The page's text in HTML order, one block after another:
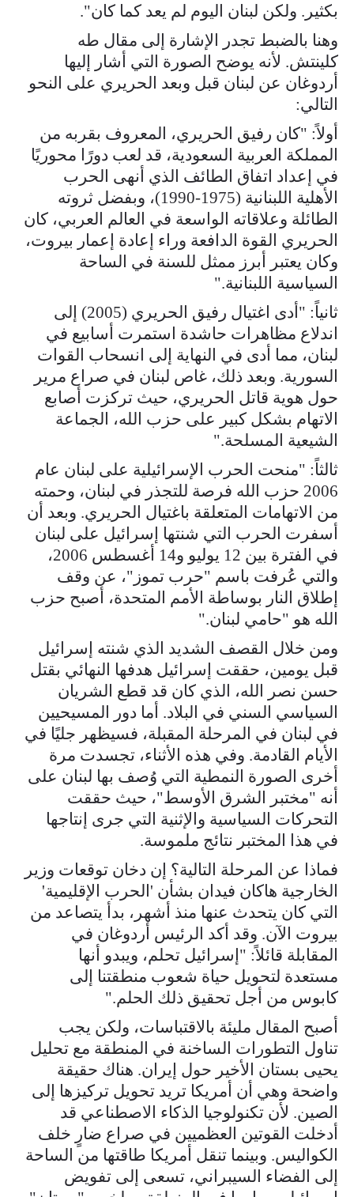
بكثير. ولكن لبنان اليوم لم يعد كما كان".
وهنا بالضبط تجدر الإشارة إلى مقال طه
كلينتش. لأنه يوضح الصورة التي أشار إليها
أردوغان عن لبنان قبل وبعد الحريري على النحو
التالي:
أولاً: "كان رفيق الحريري، المعروف بقربه من
المملكة العربية السعودية، قد لعب دورًا محوريًا
في إعداد اتفاق الطائف الذي أنهى الحرب
الأهلية اللبنانية (1975-1990)، وبفضل ثروته
الطائلة وعلاقاته الواسعة في العالم العربي، كان
الحريري القوة الدافعة وراء إعادة إعمار بيروت،
وكان يعتبر أبرز ممثل للسنة في الساحة
السياسية اللبنانية."
ثانياً: "أدى اغتيال رفيق الحريري (2005) إلى
اندلاع مظاهرات حاشدة استمرت أسابيع في
لبنان، مما أدى في النهاية إلى انسحاب القوات
السورية. وبعد ذلك، غاص لبنان في صراع مرير
حول هوية قاتل الحريري، حيث تركزت أصابع
الاتهام بشكل كبير على حزب الله، الجماعة
الشيعية المسلحة."
ثالثاً: "منحت الحرب الإسرائيلية على لبنان عام
2006 حزب الله فرصة للتجذر في لبنان، وحمته
من الاتهامات المتعلقة باغتيال الحريري. وبعد أن
أسفرت الحرب التي شنتها إسرائيل على لبنان
في الفترة بين 12 يوليو و14 أغسطس 2006،
والتي عُرفت باسم "حرب تموز"، عن وقف
إطلاق النار بوساطة الأمم المتحدة، أصبح حزب
الله هو "حامي لبنان."
ومن خلال القصف الشديد الذي شنته إسرائيل
قبل يومين، حققت إسرائيل هدفها النهائي بقتل
حسن نصر الله، الذي كان قد قطع الشريان
السياسي السني في البلاد. أما دور المسيحيين
في لبنان في المرحلة المقبلة، فسيظهر جليًا في
الأيام القادمة. وفي هذه الأثناء، تجسدت مرة
أخرى الصورة النمطية التي وُصف بها لبنان على
أنه "مختبر الشرق الأوسط"، حيث حققت
التحركات السياسية والإثنية التي جرى إنتاجها
في هذا المختبر نتائج ملموسة.
فماذا عن المرحلة التالية؟ إن دخان توقعات وزير
الخارجية هاكان فيدان بشأن 'الحرب الإقليمية'
التي كان يتحدث عنها منذ أشهر، بدأ يتصاعد من
بيروت الآن. وقد أكد الرئيس أردوغان في
المقابلة قائلاً: "إسرائيل تحلم، ويبدو أنها
مستعدة لتحويل حياة شعوب منطقتنا إلى
كابوس من أجل تحقيق ذلك الحلم."
أصبح المقال مليئة بالاقتباسات، ولكن يجب
تناول التطورات الساخنة في المنطقة مع تحليل
يحيى بستان الأخير حول إيران. هناك حقيقة
واضحة وهي أن أمريكا تريد تحويل تركيزها إلى
الصين. لأن تكنولوجيا الذكاء الاصطناعي قد
أدخلت القوتين العظميين في صراع ضارٍ خلف
الكواليس. وبينما تنقل أمريكا طاقتها من الساحة
إلى الفضاء السيبراني، تسعى إلى تفويض